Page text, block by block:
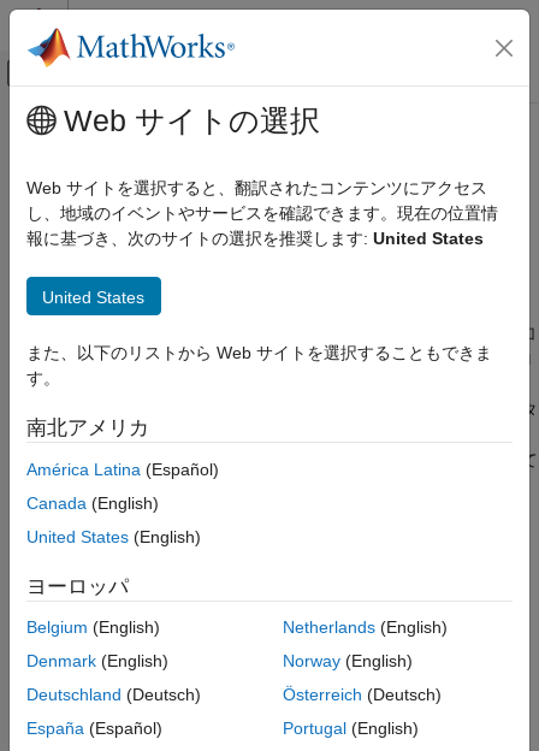
コンテンツへスキップ
オフキャンバス ナビゲーション メ
ドキュメンテーションのホーム
Communications Toolbox
RF 成分のモデル化
comm.PhaseNoise
説明
作成
使用法
オブジェクト関数
例
アルゴリズム
拡張機能
メインコンテンツ
comm.PhaseNoise
位相ノイズをベースバンド信号に適用する
説明
System object™ は位相ノイズを複素信号に追加
します。このオブジェクトは無線通信の送信機または受信機のロ
ーカルの発振器によって生じた劣化要因をエミュレートします。
オブジェクトは、指定されたスペクトル マスクに従ってフィルタ
ー処理された位相ノイズを生成し、それらを入力信号に追加しま
す。位相ノイズ モデリングについては、
を参照して
comm.PhaseNoiseオブジェクトを使用して位相ノイズを追加する
設定します。
関数と同様に、引数を指定してオブジェクトを呼び出しま
Web サイトの選択
Web サイトを選択すると、翻訳されたコンテンツにアクセス
し、地域のイベントやサービスを確認できます。現在の位置情
報に基づき、次のサイトの選択を推奨します: United States
United States
また、以下のリストから Web サイトを選択することもできま
す。
南北アメリカ
América Latina (Español)
Canada (English)
United States (English)
ヨーロッパ
Belgium (English)
Denmark (English)
Deutschland (Deutsch)
España (Español)
Netherlands(English)
Norway(English)
Österreich (Deutsch)
Portugal(English)